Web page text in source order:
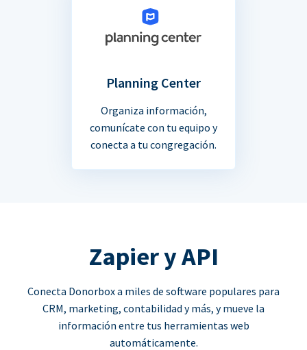
Planning Center
Organiza información,
comunícate con tu equipo y
conecta a tu congregación.
Zapier y API
Conecta Donorbox a miles de software populares para
CRM, marketing, contabilidad y más, y mueve la
información entre tus herramientas web
automáticamente.